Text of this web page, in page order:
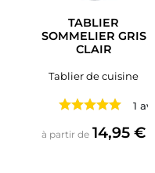
TABLIER
SOMMELIER GRIS
CLAIR
Tablier de cuisine
1 avis
à partir de Prix
14,95 €